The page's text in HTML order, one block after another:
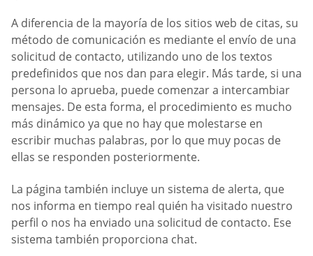
A diferencia de la mayoría de los sitios web de citas, su
método de comunicación es mediante el envío de una
solicitud de contacto, utilizando uno de los textos
predefinidos que nos dan para elegir. Más tarde, si una
persona lo aprueba, puede comenzar a intercambiar
mensajes. De esta forma, el procedimiento es mucho
más dinámico ya que no hay que molestarse en
escribir muchas palabras, por lo que muy pocas de
ellas se responden posteriormente.
La página también incluye un sistema de alerta, que
nos informa en tiempo real quién ha visitado nuestro
perfil o nos ha enviado una solicitud de contacto. Ese
sistema también proporciona chat.